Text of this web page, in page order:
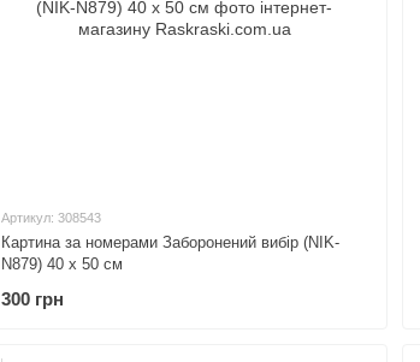
Артикул: 308543
Картина за номерами Заборонений вибір (NIK-
N879) 40 х 50 см
300 грн